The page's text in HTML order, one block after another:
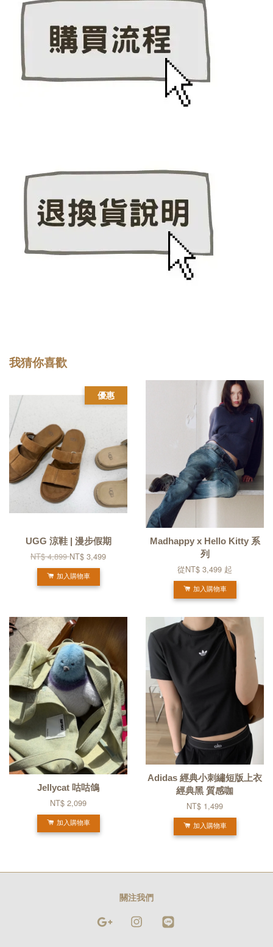
我猜你喜歡
優惠
UGG 涼鞋 | 漫步假期
NT$ 4,899NT$ 3,499
加入購物車
Madhappy x Hello Kitty 系
列
從NT$ 3,499 起
加入購物車
Jellycat 咕咕鴿
NT$ 2,099
加入購物車
Adidas 經典小刺繡短版上衣
經典黑 質感咖
NT$ 1,499
加入購物車
關注我們
Google Instagram